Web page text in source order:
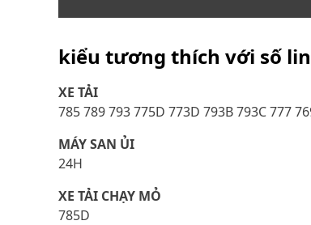
kiểu tương thích với số
XE TẢI
785 789 793 775D 773D 793B 793C 777
MÁY SAN ỦI
24H
XE TẢI CHẠY MỎ
785D